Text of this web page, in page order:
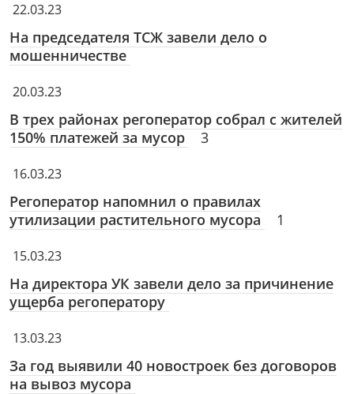
22.03.23
На председателя ТСЖ завели дело о
мошенничестве
20.03.23
В трех районах регоператор собрал с жителей
150% платежей за мусор
3
16.03.23
Регоператор напомнил о правилах
утилизации растительного мусора
1
15.03.23
На директора УК завели дело за причинение
ущерба регоператору
13.03.23
За год выявили 40 новостроек без договоров
на вывоз мусора